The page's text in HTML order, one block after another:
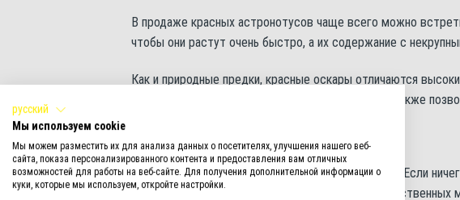
В продаже красных астронотусов чаще всего можно
чтобы они растут очень быстро, а их содержание с
Как и природные предки, красные оскары отличаются
хозяина и легко приучаются брать корм из рук, а также
Внешний вид
Астронотус красный – это очень крупная цихлида. Если
легко преодолеет отметку в 40 см. Не зря в
русский
Мы используем cookie
Мы можем разместить их для анализа данных о посетителях, улучшения нашего веб-
сайта, показа персонализированного контента и предоставления вам отличных
возможностей для работы на веб-сайте. Для получения дополнительной информации о
куки, которые мы используем, откройте настройки.